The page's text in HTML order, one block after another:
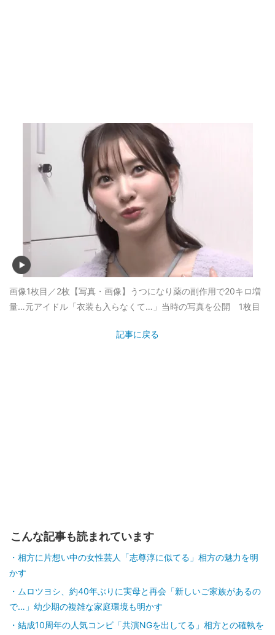
画像1枚目／2枚 【写真・画像】うつになり薬の副作用で20キロ増
量…元アイドル「衣装も入らなくて…」当時の写真を公開 1枚目
記事に戻る
こんな記事も読まれています
相方に片想い中の女性芸人「志尊淳に似てる」相方の魅力を明
かす
ムロツヨシ、約40年ぶりに実母と再会「新しいご家族があるの
で…」幼少期の複雑な家庭環境も明かす
結成10周年の人気コンビ「共演NGを出してる」相方との確執を